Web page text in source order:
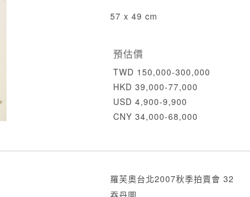
57 x 49 cm
預估價
TWD 150,000-300,000
HKD 39,000-77,000
USD 4,900-9,900
CNY 34,000-68,000
羅芙奧台北2007秋季拍賣會 32
吞丹圖